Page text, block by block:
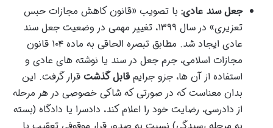
جعل سند عادی: با تصویب «قانون کاهش مجازات حبس
تعزیری» در سال ۱۳۹۹، تغییر مهمی در وضعیت جعل سند
عادی ایجاد شد. مطابق تبصره الحاقی به ماده ۱۰۴ قانون
مجازات اسلامی، جرم جعل در سند یا نوشته های عادی و
استفاده از آن ها، جزو جرایمقابل گذشت قرار گرفت. این
بدان معناست که در صورتی که شاکی خصوصی در هر مرحله
از دادرسی، رضایت خود را اعلام کند، دادسرا یا دادگاه (بسته